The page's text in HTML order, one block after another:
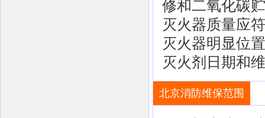
修和二氧化碳
灭火器质量应
灭火器明显位
灭火剂日期和
北京消防维保范围